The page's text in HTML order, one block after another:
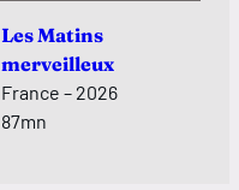
Les Matins
merveilleux
France – 2026
87mn